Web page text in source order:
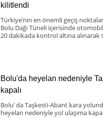
kilitlendi
Türkiye’nin en önemli geçiş
Bolu Dağı Tüneli içerisinde
20 dakikada kontrol altına
Bolu'da heyelan nedeniyle
kapalı
Bolu’ da Taşkesti-Abant kara
heyelan nedeniyle yol ulaşıma